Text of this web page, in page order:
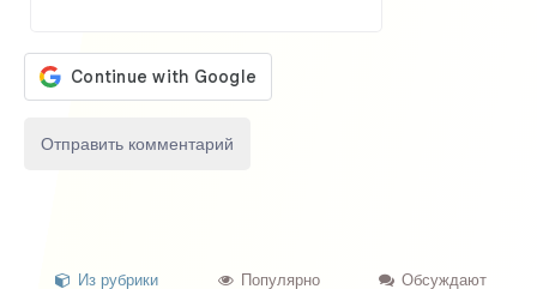
Из рубрики Популярно Обсуждают